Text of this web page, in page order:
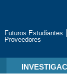
Futuros Estudiantes
Proveedores